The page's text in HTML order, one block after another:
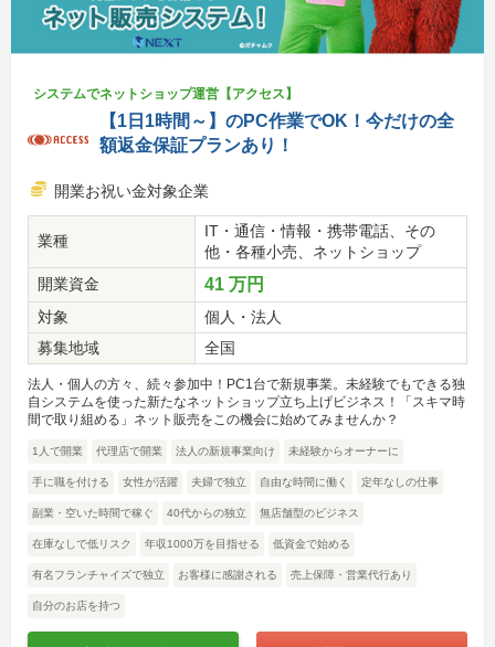
システムでネットショップ運営【アクセス】
【1日1時間～】のPC作業でOK！今だけの全
額返金保証プランあり！
開業お祝い金対象企業
業種
IT・通信・情報・携帯電話、その
他・各種小売、ネットショップ
開業資金
41 万円
対象
個人・法人
募集地域
全国
法人・個人の方々、続々参加中！PC1台で新規事業。未経験でもできる独
自システムを使った新たなネットショップ立ち上げビジネス！「スキマ時
間で取り組める」ネット販売をこの機会に始めてみませんか？
1人で開業 代理店で開業 法人の新規事業向け 未経験からオーナーに
手に職を付ける 女性が活躍 夫婦で独立 自由な時間に働く 定年なしの仕事
副業・空いた時間で稼ぐ 40代からの独立 無店舗型のビジネス
在庫なしで低リスク 年収1000万を目指せる 低資金で始める
有名フランチャイズで独立 お客様に感謝される 売上保障・営業代行あり
自分のお店を持つ